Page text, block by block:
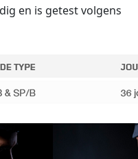
en is getest volgens